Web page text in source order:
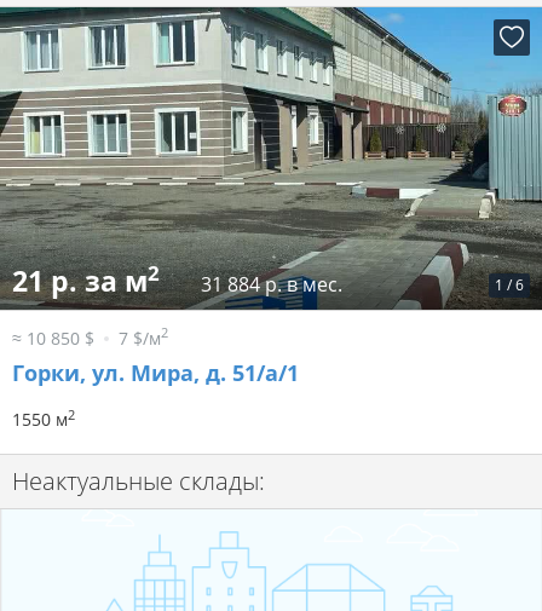
1 /6
21 р. за м2 31 884 р. в мес.
≈ 10 850 $ 7 $/м2
Горки, ул. Мира, д. 51/а/1
1550 м2
Неактуальные склады: